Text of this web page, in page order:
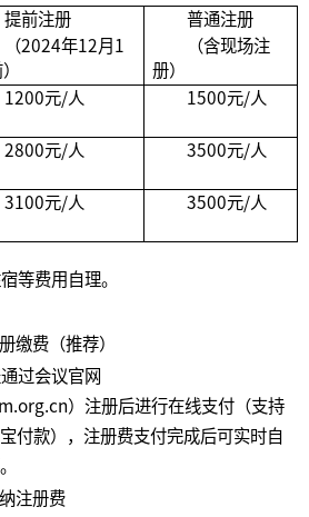
提前注册
（2024年12月1
普通注册
（含现场注
册）
1200元/人 1500元/人
2800元/人 3500元/人
3100元/人 3500元/人
等费用自理。
缴费（推荐）
过会议官网
）注册后进行在线支付（支持
付款），注册费支付完成后可实时自
注册费